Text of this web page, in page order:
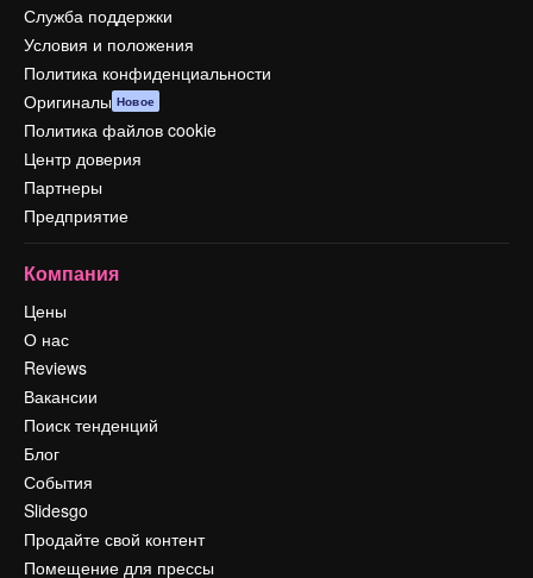
Служба поддержки
Условия и положения
Политика конфиденциальности
Оригиналы Новое
Политика файлов cookie
Центр доверия
Партнеры
Предприятие
Компания
Цены
О нас
Reviews
Вакансии
Поиск тенденций
Блог
События
Slidesgo
Продайте свой контент
Помещение для прессы